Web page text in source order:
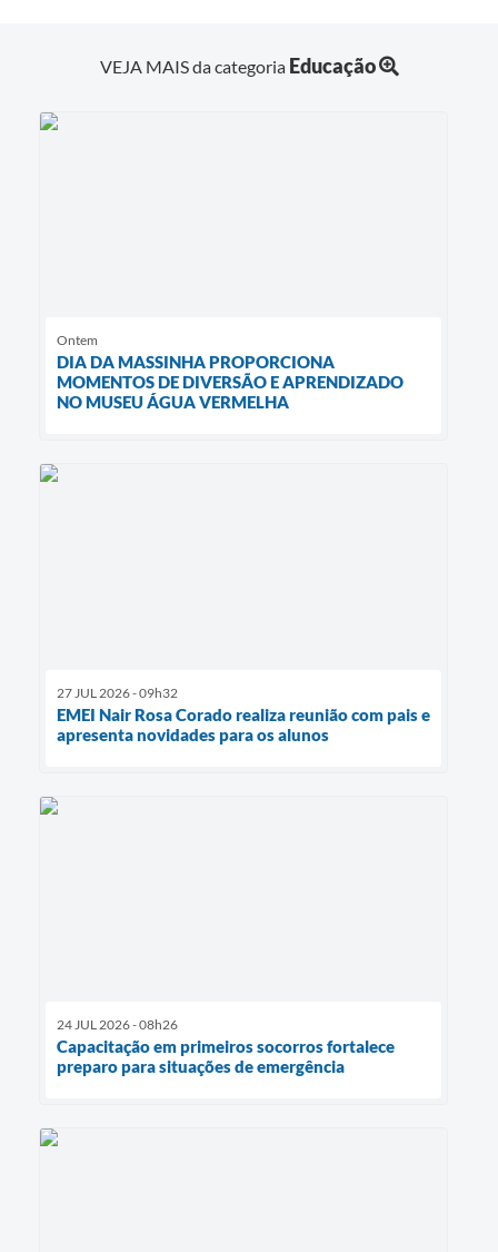
VEJA MAIS da categoria Educação
Ontem
DIA DA MASSINHA PROPORCIONA
MOMENTOS DE DIVERSÃO E APRENDIZADO
NO MUSEU ÁGUA VERMELHA
27 JUL 2026 - 09h32
EMEI Nair Rosa Corado realiza reunião com pais e
apresenta novidades para os alunos
24 JUL 2026 - 08h26
Capacitação em primeiros socorros fortalece
preparo para situações de emergência